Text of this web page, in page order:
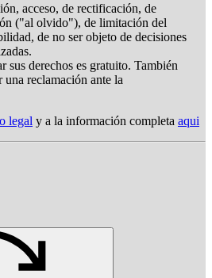
acceso, de rectificación, de
("al olvido"), de limitación del
de no ser objeto de decisiones
sus derechos es gratuito. También
una reclamación ante la
legal y a la información completa aqui